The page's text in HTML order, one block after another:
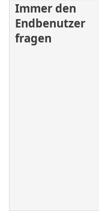
Immer den
Endbenutzer
fragen